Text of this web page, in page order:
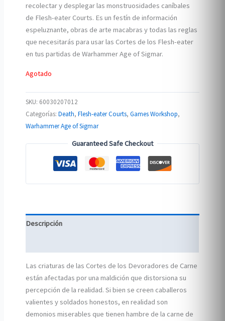
recolectar y desplegar las monstruosidades caníbales
de Flesh-eater Courts. Es un festín de información
espeluznante, obras de arte macabras y todas las reglas
que necesitarás para usar las Cortes de los Flesh-eater
en tus partidas de Warhammer Age of Sigmar.
Agotado
SKU: 60030207012
Categorías:Death,Flesh-eater Courts,Games Workshop,
Warhammer Age of Sigmar
Guaranteed Safe Checkout
Descripción
Las criaturas de las Cortes de los Devoradores de Carne
están afectadas por una maldición que distorsiona su
percepción de la realidad. Si bien se creen caballeros
valientes y soldados honestos, en realidad son
demonios miserables que tienen hambre de la carne de